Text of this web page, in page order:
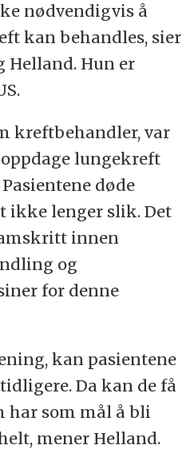
nødvendigvis å
kan behandles, sier
Helland. Hun er
kreftbehandler, var
lungekreft
døde
ikke lenger slik. Det
innen
og
for denne
kan pasientene
Da kan de få
har som mål å bli
mener Helland.